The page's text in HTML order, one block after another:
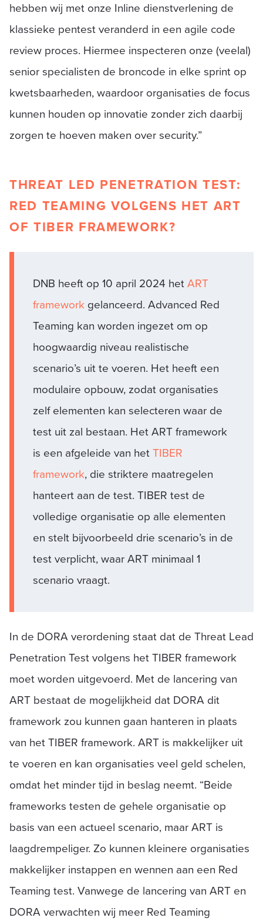
hebben wij met onze Inline dienstverlening de
klassieke pentest veranderd in een agile code
review proces. Hiermee inspecteren onze (veelal)
senior specialisten de broncode in elke sprint op
kwetsbaarheden, waardoor organisaties de focus
kunnen houden op innovatie zonder zich daarbij
zorgen te hoeven maken over security.”
THREAT LED PENETRATION TEST:
RED TEAMING VOLGENS HET ART
OF TIBER FRAMEWORK?
DNB heeft op 10 april 2024 hetART
framework gelanceerd. Advanced Red
Teaming kan worden ingezet om op
hoogwaardig niveau realistische
scenario’s uit te voeren. Het heeft een
modulaire opbouw, zodat organisaties
zelf elementen kan selecteren waar de
test uit zal bestaan. Het ART framework
is een afgeleide van hetTIBER
framework, die striktere maatregelen
hanteert aan de test. TIBER test de
volledige organisatie op alle elementen
en stelt bijvoorbeeld drie scenario’s in de
test verplicht, waar ART minimaal 1
scenario vraagt.
In de DORA verordening staat dat de Threat Lead
Penetration Test volgens het TIBER framework
moet worden uitgevoerd. Met de lancering van
ART bestaat de mogelijkheid dat DORA dit
framework zou kunnen gaan hanteren in plaats
van het TIBER framework. ART is makkelijker uit
te voeren en kan organisaties veel geld schelen,
omdat het minder tijd in beslag neemt. “Beide
frameworks testen de gehele organisatie op
basis van een actueel scenario, maar ART is
laagdrempeliger. Zo kunnen kleinere organisaties
makkelijker instappen en wennen aan een Red
Teaming test. Vanwege de lancering van ART en
DORA verwachten wij meer Red Teaming